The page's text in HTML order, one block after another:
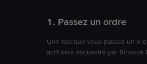
1. Passez un ordre
Une fois que vous passez un
actif sera séquestré par Binance